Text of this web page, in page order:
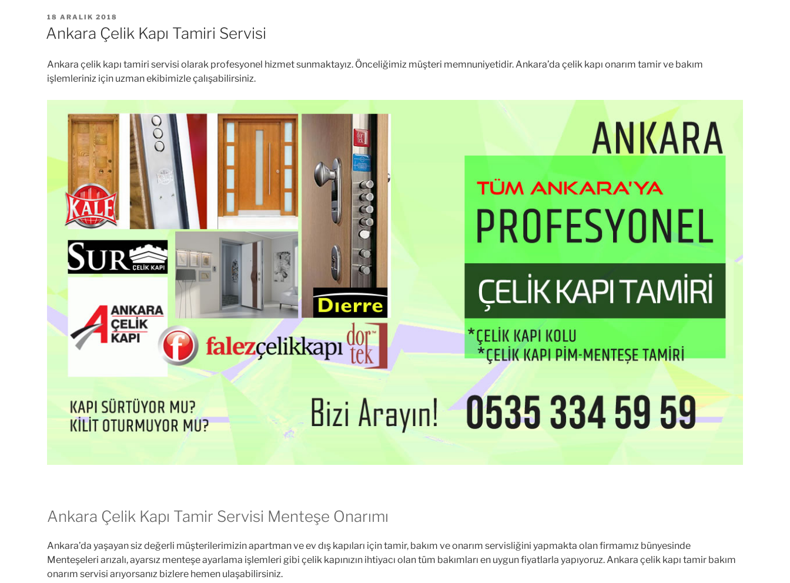
YAYIM
TARIHI
18 ARALIK 2018
Ankara Çelik Kapı Tamiri Servisi
Ankara çelik kapı tamiri servisi olarak profesyonel hizmet sunmaktayız. Önceliğimiz müşteri memnuniyetidir. Ankara’da çelik kapı onarım tamir ve bakım
işlemleriniz için uzman ekibimizle çalışabilirsiniz.
Ankara Çelik Kapı Tamir Servisi Menteşe Onarımı
Ankara’da yaşayan siz değerli müşterilerimizin apartman ve ev dış kapıları için tamir, bakım ve onarım servisliğini yapmakta olan firmamız bünyesinde
Menteşeleri arızalı, ayarsız menteşe ayarlama işlemleri gibi çelik kapınızın ihtiyacı olan tüm bakımları en uygun fiyatlarla yapıyoruz. Ankara çelik kapı tamir bakım
onarım servisi arıyorsanız bizlere hemen ulaşabilirsiniz.